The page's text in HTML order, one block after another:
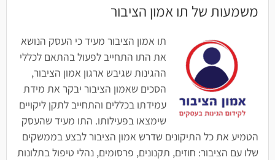
משמעות של תו אמון הציבור
תו אמון הציבור מעיד כי העסק הנושא
את התו התחייב לפעול בהתאם לכללי
ההגינות שגיבש ארגון אמון הציבור,
הסכים שאמון הציבור יבקר את מידת
עמידתו בכללים והתחייב לתקן ליקויים
שימצאו בפעילותו. התו מעיד שהעסק
הטמיע את כל התיקונים שדרש אמון הציבור לבצע בממשקים
שלו עם הציבור: חוזים, תקנונים, פרסומים, נהלי טיפול בתלונות